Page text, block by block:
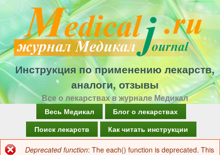
Перейти
к
основному
содержанию
Инструкция по применению лекарств,
аналоги, отзывы
Все о лекарствах в журнале Медикал
а
Весь Медикал
Блог о лекарствах
Поиск лекарств
Как читать инструкции
Deprecated function: The each() function is deprecated. This